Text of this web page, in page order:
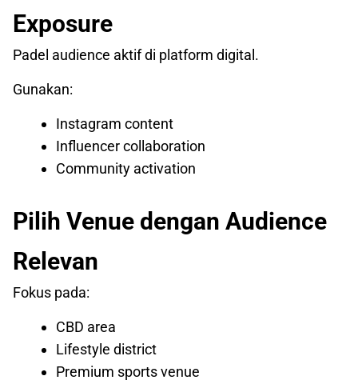
Exposure
Padel audience aktif di platform digital.
Gunakan:
Instagram content
Influencer collaboration
Community activation
Pilih Venue dengan Audience
Relevan
Fokus pada:
CBD area
Lifestyle district
Premium sports venue